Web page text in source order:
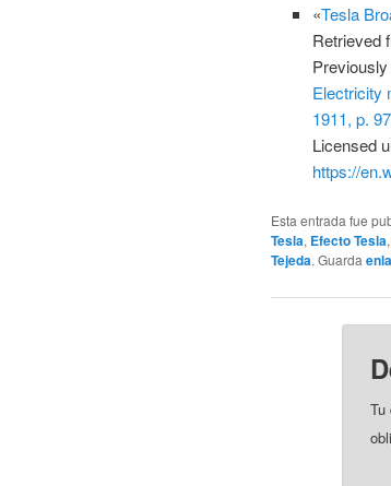
«Tesla
Retrieved
Electricity
1911, p. 97
Licensed
https://
Esta entrada fue
Tesla, Efecto Tesla,
Tejeda. Guarda
Tu